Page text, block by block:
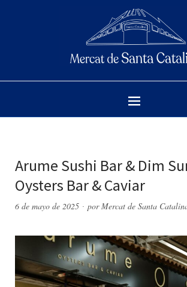
Arume Sushi Bar & Dim
Oysters Bar & Caviar
6 de mayo de 2025 porMercat de Santa